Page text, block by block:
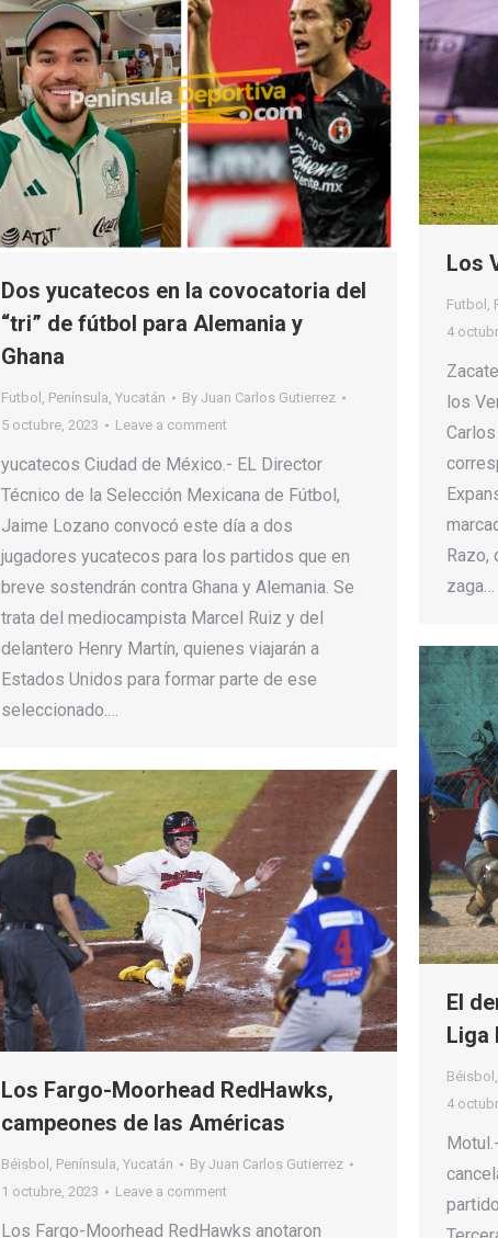
Dos yucatecos en la covocatoria del
“tri” de fútbol para Alemania y
Ghana
Futbol , Península, Yucatán By Juan Carlos Gutierrez
5 octubre, 2023
Leave a comment
yucatecos Ciudad de México.- EL Director
Técnico de la Selección Mexicana de Fútbol,
Jaime Lozano convocó este día a dos
jugadores yucatecos para los partidos que en
breve sostendrán contra Ghana y Alemania. Se
trata del mediocampista Marcel Ruiz y del
delantero Henry Martín, quienes viajarán a
Estados Unidos para formar parte de ese
seleccionado.…
Los
Futbol ,
4
los
Razo,
zaga…
El
Liga
Béisbol
4
Los Fargo-Moorhead RedHawks,
campeones de las Américas
Béisbol , Península, Yucatán By Juan Carlos Gutierrez
1 octubre, 2023
Leave a comment
Los Fargo-Moorhead RedHawks anotaron